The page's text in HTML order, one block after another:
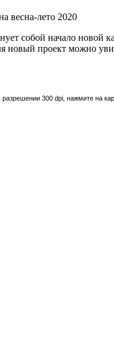
весна-лето 2020
собой начало новой
новый проект можно
300 dpi, нажмите на